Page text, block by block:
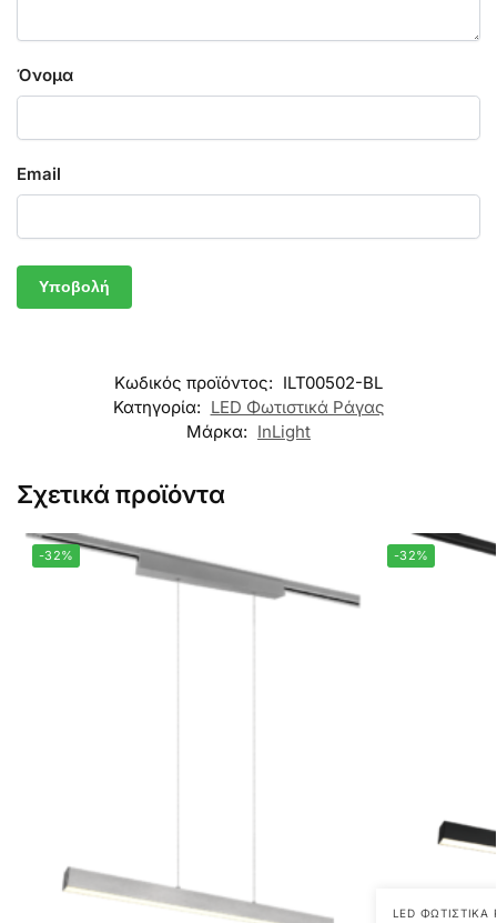
Όνομα
Email
Κωδικός προϊόντος: ILT00502-BL
Κατηγορία: LED Φωτιστικά Ράγας
Μάρκα: InLight
Σχετικά προϊόντα
-32% -32%
LED ΦΩΤΙΣΤΙΚΆ